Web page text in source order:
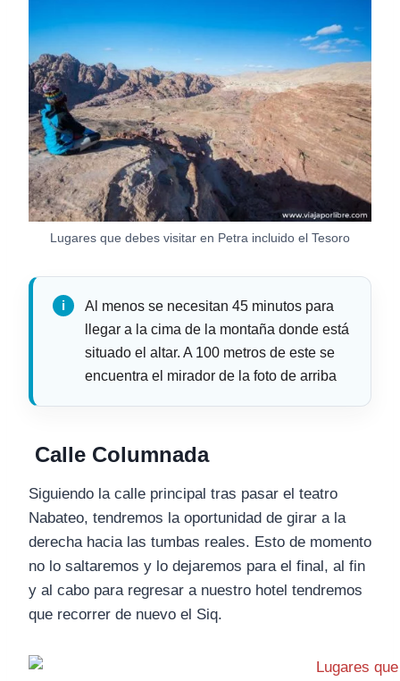
Lugares que debes visitar en Petra incluido el Tesoro
Al menos se necesitan 45 minutos para
llegar a la cima de la montaña donde está
situado el altar. A 100 metros de este se
encuentra el mirador de la foto de arriba
Calle Columnada
Siguiendo la calle principal tras pasar el teatro
Nabateo, tendremos la oportunidad de girar a la
derecha hacia las tumbas reales. Esto de momento
no lo saltaremos y lo dejaremos para el final, al fin
y al cabo para regresar a nuestro hotel tendremos
que recorrer de nuevo el Siq.